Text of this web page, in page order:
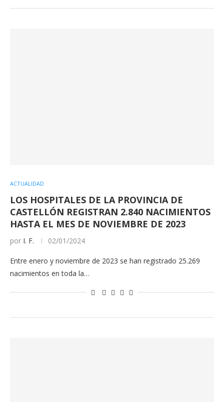
ACTUALIDAD
LOS HOSPITALES DE LA PROVINCIA DE
CASTELLÓN REGISTRAN 2.840 NACIMIENTOS
HASTA EL MES DE NOVIEMBRE DE 2023
por I. F. 02/01/2024
Entre enero y noviembre de 2023 se han registrado 25.269
nacimientos en toda la…